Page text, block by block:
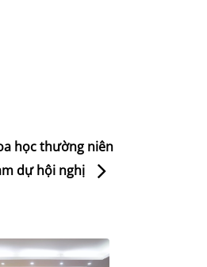
học thường niên
dự hội nghị